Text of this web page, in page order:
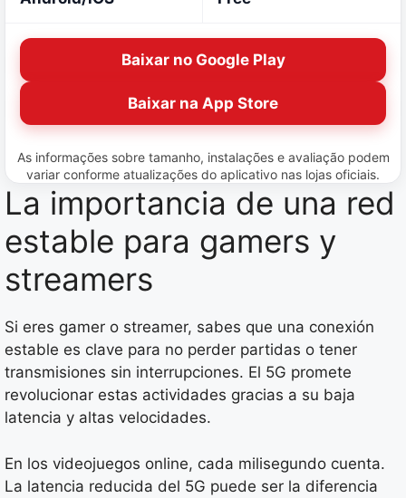
Baixar no Google Play
Baixar na App Store
As informações sobre tamanho, instalações e avaliação podem
variar conforme atualizações do aplicativo nas lojas oficiais.
La importancia de una red
estable para gamers y
streamers
Si eres gamer o streamer, sabes que una conexión
estable es clave para no perder partidas o tener
transmisiones sin interrupciones. El 5G promete
revolucionar estas actividades gracias a su baja
latencia y altas velocidades.
En los videojuegos online, cada milisegundo cuenta.
La latencia reducida del 5G puede ser la diferencia